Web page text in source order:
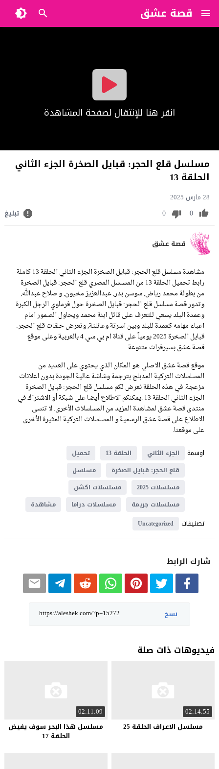
قصة عشق
?>
انقر هنا للإنتقال لصفحة المشاهدة
مسلسل قلع الحجر: قبايل الصخرة الجزء الثاني
الحلقة 13
28 مارس 2025
0
0 تبليغ
قصة عشق
مشاهدة مسلسل قلع الحجر: قبايل الصخرة الجزء الثاني الحلقة 13 كاملة
رابط تحميل الحلقة 13 من المسلسل المصري قلع الحجر: قبايل الصخرة
من بطولة محمد رياض, سوسن بدر, عبدالعزيز مخيون, و صلاح عبدالله,
وتدور قصة مسلسل قلع الحجر: قبايل الصخرة حول فرماوي الرجل الكبرة
وعمدة البلد يسعي للتعرف على قاتل ابنة محمد ويحاول الصمور امام
اعباء مهامه كعمدة للبلد وبين اسرتة وعائلتة, وتعرض حلقات قلع الحجر:
قبايل الصخرة 2025 يومياً على قناة ام بي سي 4 بالعربية وعلى موقع
قصة عشق بسيرفرات متنوعة.
موقع قصة عشق الاصلي هو المكان الذي يحتوي على العديد من
المسلسلات التركية المدبلج بترجمة وشاشة عالية الجودة بدون اعلانات
مزعجة. في هذه الحلقة نعرض لكم مسلسل قلع الحجر: قبايل الصخرة
الجزء الثاني الحلقة 13 .يمكنكم الاطلاع أيضا على شبكة أو الاشتراك في
منتدى قصة عشق لمشاهدة المزيد من المسلسلات الأخرى. لا تنسى
الاطلاع على قصة عشق الرسمية و المسلسلات التركية المثيرة الأخرى
على موقعنا.
اوسمة
الجزء الثاني الحلقة 13
تحميل
قلع الحجر: قبايل الصخرة
مسلسل
مسلسلات 2025
مسلسلات اكشن
مسلسلات جريمة
مسلسلات دراما مشاهدة
تصنيفات Uncategorized
شارك الرابط
نسخ
فيديوهات ذات صلة
02:14:55
مسلسل الاعراف الحلقة 25
02:11:09
مسلسل هذا البحر سوف يفيض
الحلقة 17